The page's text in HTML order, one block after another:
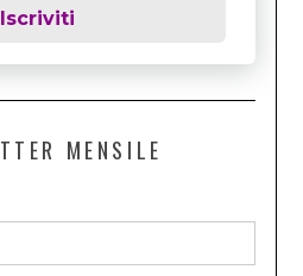
Iscriviti
MENSILE